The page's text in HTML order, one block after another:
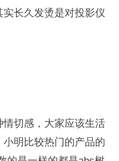
长久发烫是对投影仪
切感，大家应该生活
明比较热门的产品的